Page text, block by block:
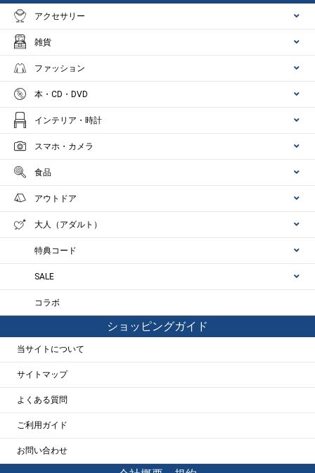
アクセサリー
雑貨
ファッション
本・CD・DVD
インテリア・時計
スマホ・カメラ
食品
アウトドア
大人（アダルト）
特典コード
SALE
コラボ
ショッピングガイド
当サイトについて
サイトマップ
よくある質問
ご利用ガイド
お問い合わせ